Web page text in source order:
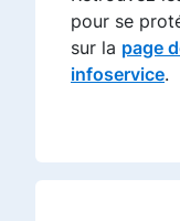
pour se
sur la page
infoservice.